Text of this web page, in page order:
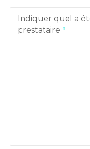
Indiquer quel a
prestataire